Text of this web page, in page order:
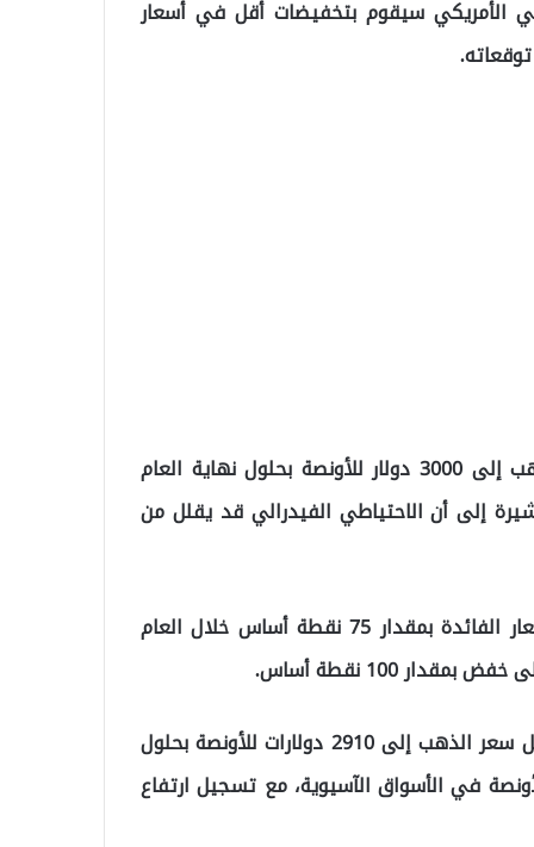
الأمريكي سيقوم بتخفيضات أقل في أسعار
أوضحت جولدمان ساكس أنها لم تعد تتوقع وصول الذهب إلى 3000 دولار للأونصة بحلول نهاية العام
بل أرجأت هذا التوقع إلى منتصف عام 2026، مشيرة إلى أن الاحتياطي الفيدرالي قد يقلل من
تتوقع الآن جولدمان أن يخفض الاحتياطي الفيدرالي أسعار الفائدة بمقدار 75 نقطة أساس خلال العام
100 نقطة أساس.
وفيما يتعلق بالتوقعات الجديدة، يتوقع المحللون أن يصل سعر الذهب إلى 2910 دولارات للأونصة بحلول
يتم تداول الذهب عند 2640 دولارًا للأونصة في الأسواق الآسيوية، مع تسجيل ارتفاع